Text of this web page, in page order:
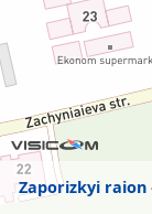
Zaporizkyi raion